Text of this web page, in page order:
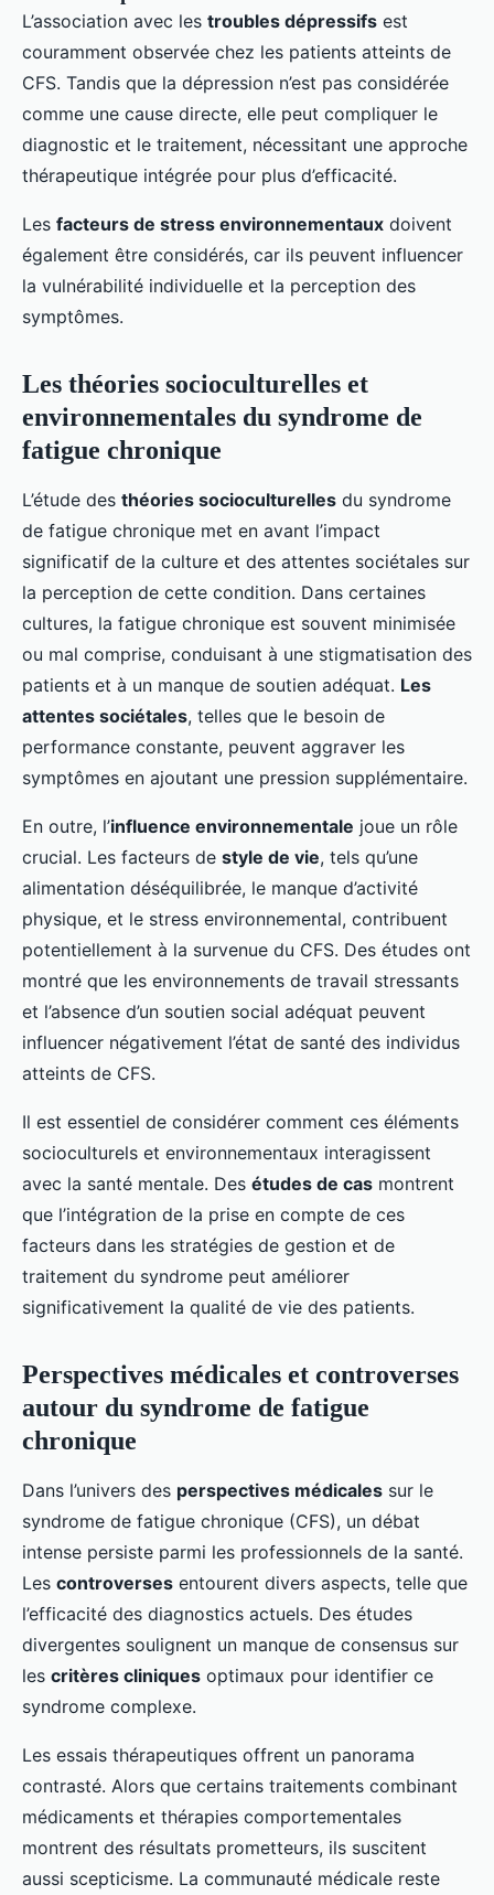
L’association avec les troubles dépressifs est
couramment observée chez les patients atteints de
CFS. Tandis que la dépression n’est pas considérée
comme une cause directe, elle peut compliquer le
diagnostic et le traitement, nécessitant une approche
thérapeutique intégrée pour plus d’efficacité.
Les facteurs de stress environnementaux doivent
également être considérés, car ils peuvent influencer
la vulnérabilité individuelle et la perception des
symptômes.
Les théories socioculturelles et
environnementales du syndrome de
fatigue chronique
L’étude des théories socioculturelles du syndrome
de fatigue chronique met en avant l’impact
significatif de la culture et des attentes sociétales sur
la perception de cette condition. Dans certaines
cultures, la fatigue chronique est souvent minimisée
ou mal comprise, conduisant à une stigmatisation des
patients et à un manque de soutien adéquat. Les
attentes sociétales, telles que le besoin de
performance constante, peuvent aggraver les
symptômes en ajoutant une pression supplémentaire.
En outre, l’influence environnementale joue un rôle
crucial. Les facteurs de style de vie, tels qu’une
alimentation déséquilibrée, le manque d’activité
physique, et le stress environnemental, contribuent
potentiellement à la survenue du CFS. Des études ont
montré que les environnements de travail stressants
et l’absence d’un soutien social adéquat peuvent
influencer négativement l’état de santé des individus
atteints de CFS.
Il est essentiel de considérer comment ces éléments
socioculturels et environnementaux interagissent
avec la santé mentale. Des études de cas montrent
que l’intégration de la prise en compte de ces
facteurs dans les stratégies de gestion et de
traitement du syndrome peut améliorer
significativement la qualité de vie des patients.
Perspectives médicales et controverses
autour du syndrome de fatigue
chronique
Dans l’univers des perspectives médicales sur le
syndrome de fatigue chronique (CFS), un débat
intense persiste parmi les professionnels de la santé.
Les controverses entourent divers aspects, telle que
l’efficacité des diagnostics actuels. Des études
divergentes soulignent un manque de consensus sur
les critères cliniques optimaux pour identifier ce
syndrome complexe.
Les essais thérapeutiques offrent un panorama
contrasté. Alors que certains traitements combinant
médicaments et thérapies comportementales
montrent des résultats prometteurs, ils suscitent
aussi scepticisme. La communauté médicale reste